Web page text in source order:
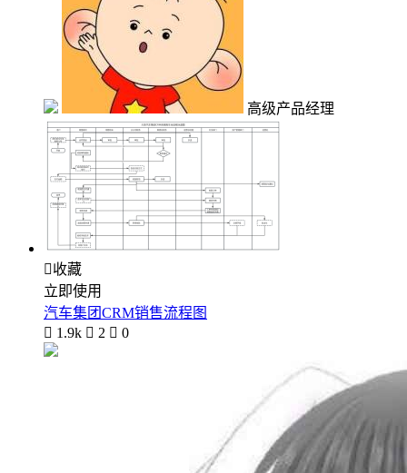
高级产品经理
收藏
立即使用
汽车集团CRM销售流程图
 1.9k  2  0